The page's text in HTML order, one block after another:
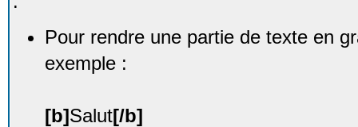
Pour rendre une partie de texte en
exemple :
[b]Salut[/b]